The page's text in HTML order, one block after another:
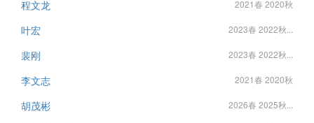
程文龙 2021春 2020秋
叶宏 2023春 2022秋...
裴刚 2023春 2022秋...
李文志 2021春 2020秋
胡茂彬 2026春 2025秋...